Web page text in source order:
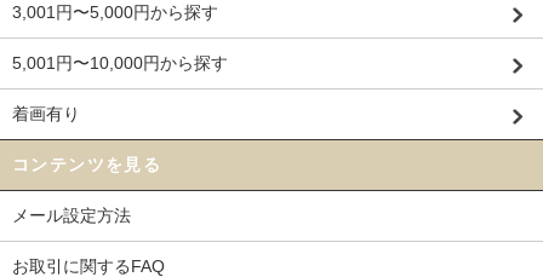
3,001円〜5,000円から探す
5,001円〜10,000円から探す
着画有り
コンテンツを見る
メール設定方法
お取引に関するFAQ